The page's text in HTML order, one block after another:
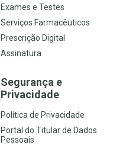
Exames e Testes
Serviços Farmacêuticos
Prescrição Digital
Assinatura
Segurança e
Privacidade
Política de Privacidade
Portal do Titular de Dados
Pessoais